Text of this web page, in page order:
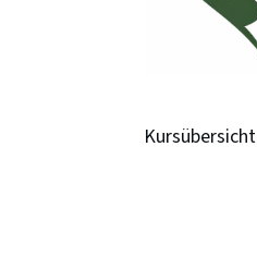
Kursübersicht